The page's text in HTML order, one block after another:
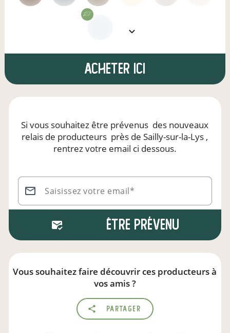
Acheter ici
Si vous souhaitez être prévenus des nouveaux
relais de producteurs près de Sailly-sur-la-Lys ,
rentrez votre email ci dessous.
Saisissez votre email*
Être prévenu
Vous souhaitez faire découvrir ces producteurs à
vos amis ?
Partager